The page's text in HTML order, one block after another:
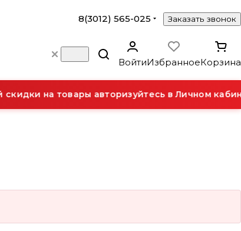
8(3012) 565-025 Заказать звонок
ВойтиИзбранноеКорзина
на товары авторизуйтесь в Личном